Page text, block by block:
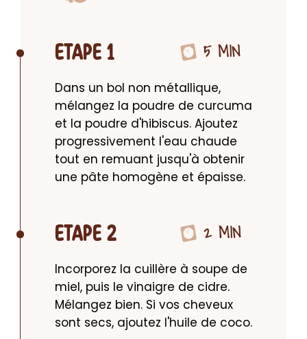
ETAPE 1 5 MIN
Dans un bol non métallique,
mélangez la poudre de curcuma
et la poudre d'hibiscus. Ajoutez
progressivement l'eau chaude
tout en remuant jusqu'à obtenir
une pâte homogène et épaisse.
ETAPE 2 2 MIN
Incorporez la cuillère à soupe de
miel, puis le vinaigre de cidre.
Mélangez bien. Si vos cheveux
sont secs, ajoutez l'huile de coco.